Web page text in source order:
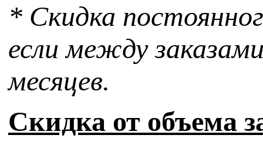
* Скидка
если между
месяцев.
Скидка от объема